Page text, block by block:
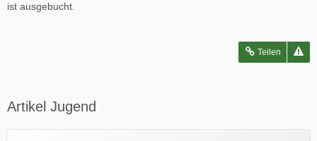
ist ausgebucht.
Teilen
Artikel Jugend